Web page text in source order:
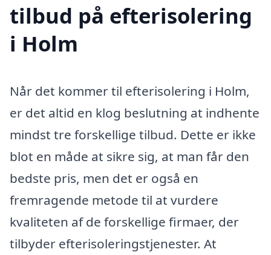
tilbud på efterisolering
i Holm
Når det kommer til efterisolering i Holm,
er det altid en klog beslutning at indhente
mindst tre forskellige tilbud. Dette er ikke
blot en måde at sikre sig, at man får den
bedste pris, men det er også en
fremragende metode til at vurdere
kvaliteten af de forskellige firmaer, der
tilbyder efterisoleringstjenester. At